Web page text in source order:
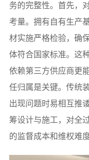
务的完整性。首先，
考量。拥有自有生产
材实施严格检验，确
体符合国家标准。这
依赖第三方供应商更
任归属是关键。传统
出现问题时易相互推
筹设计与施工，对全
的监督成本和维权难度